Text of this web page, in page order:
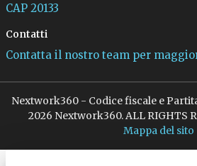
CAP 20133
Contatti
Contatta il nostro team per
Nextwork360 - Codice fiscale e
2026 Nextwork360. ALL RIGHTS
Mappa del sito